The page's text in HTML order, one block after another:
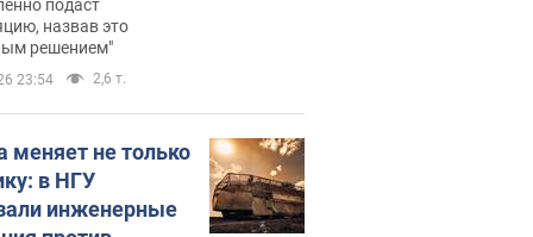
зала
400 млн
подаст
назвав это
решением"
23:54 2,6 т.
меняет не только
в НГУ
инженерные